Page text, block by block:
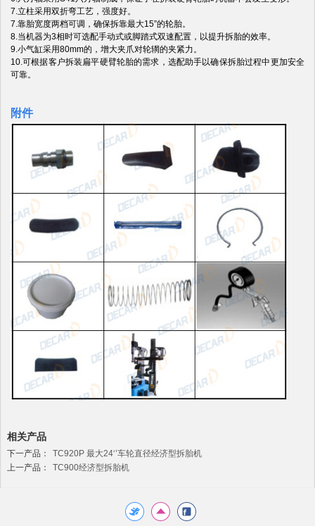
7.立柱采用双折弯工艺，强度好。
7.靠胎宽度两档可调，确保拆靠最大15”的轮胎。
8.当机器为3相时可选配手动式或脚踏式双速配置，以提升拆胎的效率。
9.小气缸采用80mm的，增大夹爪对轮辋的夹紧力。
10.可根据客户拆装扁平硬臂轮胎的需求，选配助手以确保拆胎过程中更加安全
可靠。
附件
相关产品
下一产品：
TC920P 最大24‘’车轮直径经济型拆胎机
上一产品：
TC900经济型拆胎机